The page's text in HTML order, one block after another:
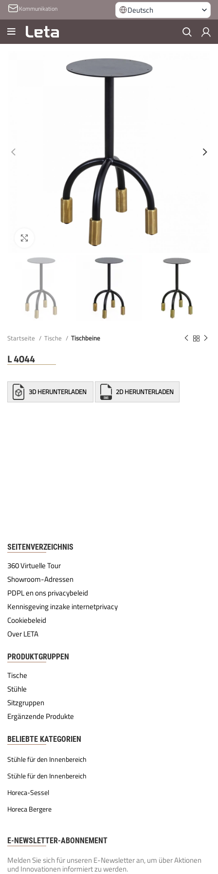
Kommunikation Deutsch
Startseite Tische Tischbeine
L 4044
3D HERUNTERLADEN 2D HERUNTERLADEN
SEITENVERZEICHNIS
360 Virtuelle Tour
Showroom-Adressen
PDPL en ons privacybeleid
Kennisgeving inzake internetprivacy
Cookiebeleid
Over LETA
PRODUKTGRUPPEN
Tische
Stühle
Sitzgruppen
Ergänzende Produkte
BELIEBTE KATEGORIEN
Stühle für den Innenbereich
Stühle für den Innenbereich
Horeca-Sessel
Horeca Bergere
E-NEWSLETTER-ABONNEMENT
Melden Sie sich für unseren E-Newsletter an, um über Aktionen
und Innovationen informiert zu werden.